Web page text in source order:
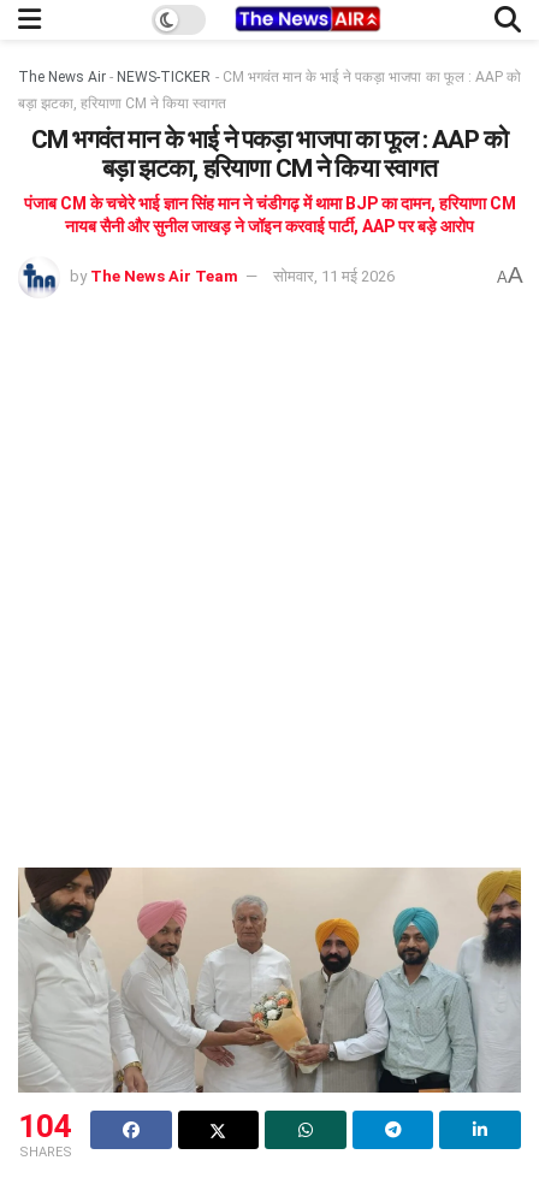
The News Air - NEWS-TICKER - CM भगवंत मान के भाई ने पकड़ा भाजपा का फूल : AAP को
बड़ा झटका, हरियाणा CM ने किया स्वागत
CM भगवंत मान के भाई ने पकड़ा भाजपा का फूल : AAP को
बड़ा झटका, हरियाणा CM ने किया स्वागत
पंजाब CM के चचेरे भाई ज्ञान सिंह मान ने चंडीगढ़ में थामा BJP का दामन, हरियाणा CM
नायब सैनी और सुनील जाखड़ ने जॉइन करवाई पार्टी, AAP पर बड़े आरोप
by The News Air Team सोमवार, 11 मई 2026 AA
104
SHARES